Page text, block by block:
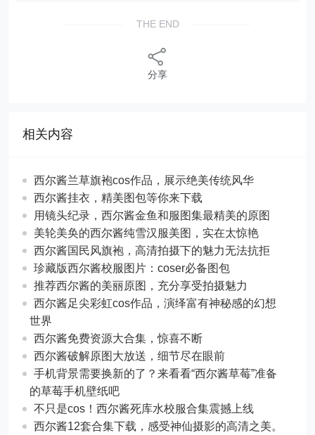
THE END
分享
相关内容
西尔酱兰草旗袍cos作品，展示绝美传统风华
西尔酱挂衣，精美图包等你来下载
用镜头纪录，西尔酱金鱼和服图集最精美的原图
美轮美奂的西尔酱纯雪汉服美图，实在太惊艳
西尔酱国民风旗袍，高清拍摄下的魅力无法抗拒
珍藏版西尔酱校服图片：coser必备图包
推荐西尔酱的美丽原图，充分享受拍摄魅力
西尔酱足尖彩虹cos作品，演绎富有神秘感的幻想
世界
西尔酱免费资源大合集，惊喜不断
西尔酱破解原图大放送，细节尽在眼前
手机背景需要换新的了？来看看“西尔酱草莓”准备
的草莓手机壁纸吧
不只是cos！西尔酱死库水校服合集震撼上线
西尔酱12套合集下载，感受神仙摄影的高清之美。